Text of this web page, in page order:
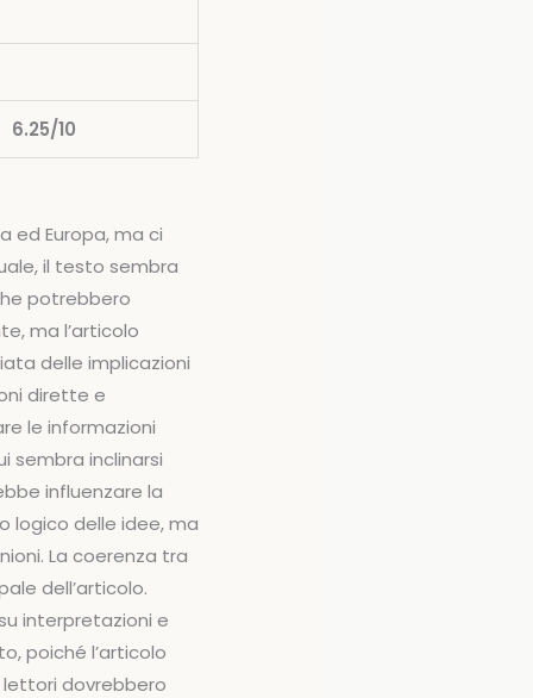
6.25/10
ed Europa, ma ci
il testo sembra
potrebbero
ma l’articolo
delle implicazioni
dirette e
le informazioni
sembra inclinarsi
influenzare la
logico delle idee, ma
La coerenza tra
dell’articolo.
interpretazioni e
poiché l’articolo
dovrebbero